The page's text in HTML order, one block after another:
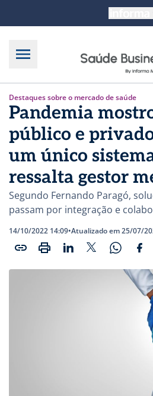
Destaques sobre o mercado de saúde
Pandemia
público e
um único
ressalta gestor
Segundo Fernando Paragó,
passam por integração e
14/10/2022 14:09•Atualizado em 25/07/